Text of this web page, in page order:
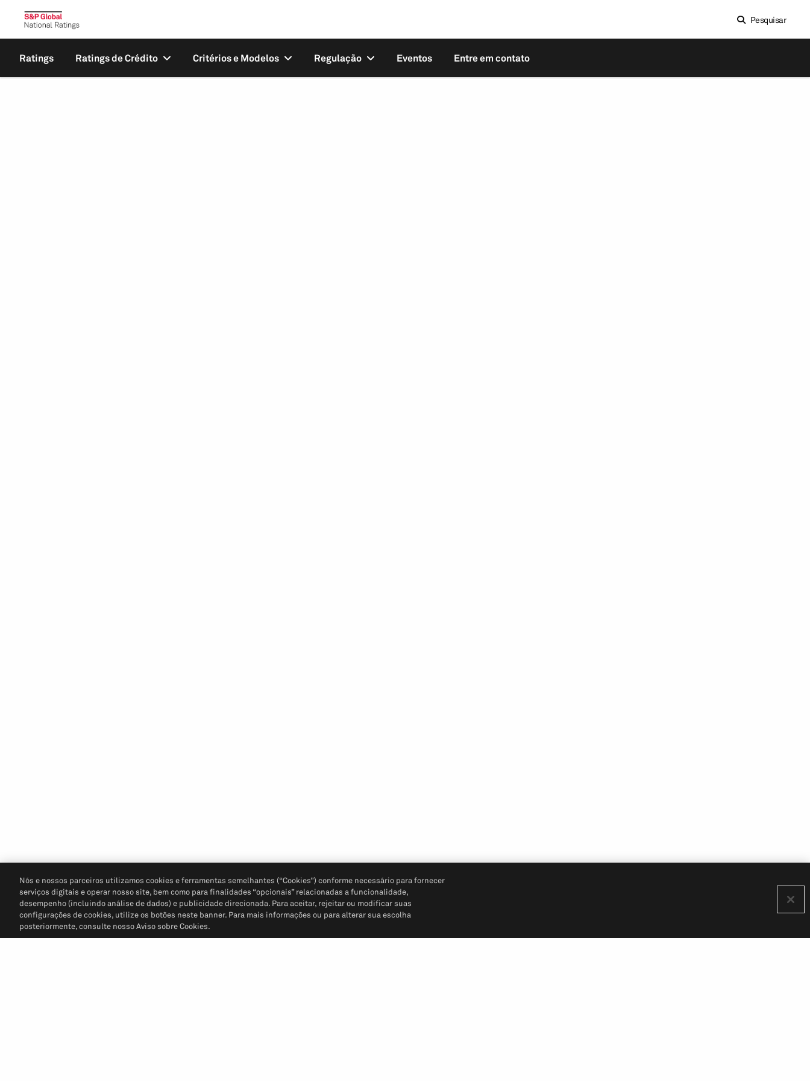
Pesquisar
Ratings Ratings de Crédito Critérios e Modelos Regulação Eventos Entre em contato
Nós e nossos parceiros utilizamos cookies e ferramentas semelhantes (“Cookies”) conforme necessário para fornecer
serviços digitais e operar nosso site, bem como para finalidades “opcionais” relacionadas a funcionalidade,
desempenho (incluindo análise de dados) e publicidade direcionada. Para aceitar, rejeitar ou modificar suas
configurações de cookies, utilize os botões neste banner. Para mais informações ou para alterar sua escolha
posteriormente, consulte nosso Aviso sobre Cookies.